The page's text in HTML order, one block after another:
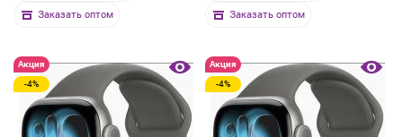
Заказать оптом
Заказать оптом
Акция
-4%
Акция
-4%